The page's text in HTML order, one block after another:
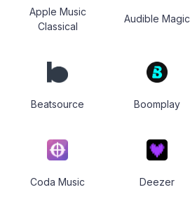
Apple Music
Classical
Audible Magic
Beatsource Boomplay
Coda Music Deezer